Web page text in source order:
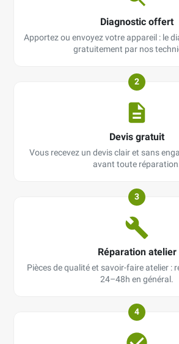
Diagnostic offert
Apportez ou envoyez votre appareil : le
gratuitement par nos
2
Devis gratuit
Vous recevez un devis clair et sans
avant toute réparation.
3
Réparation atelier
Pièces de qualité et savoir-faire atelier :
24–48h en général.
4